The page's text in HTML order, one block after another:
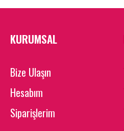
KURUMSAL
Bize Ulaşın
Hesabım
Siparişlerim